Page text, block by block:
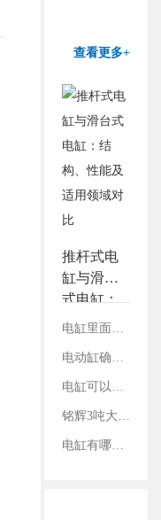
查看更多+
推杆式电
缸与滑台
式电缸：
结构、性
领域对比
电缸里面的丝杠是如何固定的？
电动缸确定减速比：看电机参数还是丝杠参数？
电缸可以承受哪个方向的负载？
铭辉3吨大推力电动缸硬核赋能重型装配
电缸有哪几种传动方式？